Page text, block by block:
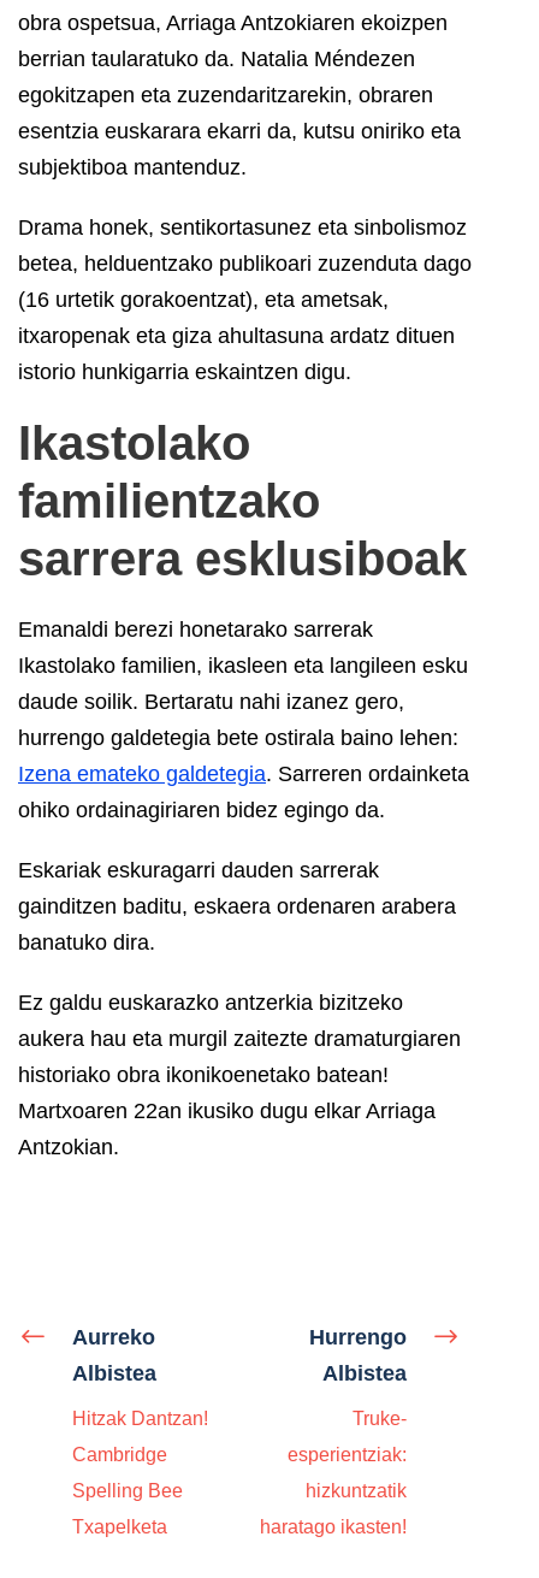
obra ospetsua, Arriaga Antzokiaren ekoizpen
berrian taularatuko da. Natalia Méndezen
egokitzapen eta zuzendaritzarekin, obraren
esentzia euskarara ekarri da, kutsu oniriko eta
subjektiboa mantenduz.
Drama honek, sentikortasunez eta sinbolismoz
betea, helduentzako publikoari zuzenduta dago
(16 urtetik gorakoentzat), eta ametsak,
itxaropenak eta giza ahultasuna ardatz dituen
istorio hunkigarria eskaintzen digu.
Ikastolako
familientzako
sarrera esklusiboak
Emanaldi berezi honetarako sarrerak
Ikastolako familien, ikasleen eta langileen esku
daude soilik. Bertaratu nahi izanez gero,
hurrengo galdetegia bete ostirala baino lehen:
Izena emateko galdetegia. Sarreren ordainketa
ohiko ordainagiriaren bidez egingo da.
Eskariak eskuragarri dauden sarrerak
gainditzen baditu, eskaera ordenaren arabera
banatuko dira.
Ez galdu euskarazko antzerkia bizitzeko
aukera hau eta murgil zaitezte dramaturgiaren
historiako obra ikonikoenetako batean!
Martxoaren 22an ikusiko dugu elkar Arriaga
Antzokian.
Aurreko
Albistea
Hitzak Dantzan!
Cambridge
Spelling Bee
Txapelketa
Hurrengo
Albistea
Truke-
esperientziak:
hizkuntzatik
haratago ikasten!